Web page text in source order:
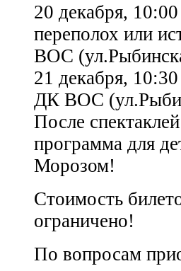
20 декабря,
переполох или
ВОС
21 декабря,
ДК ВОС
После
программа для
Морозом!
Стоимость
ограничено!
По вопросам